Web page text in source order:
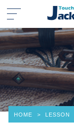
HOME > LESSON